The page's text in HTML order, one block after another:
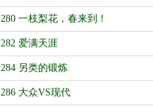
280 一枝梨花，春来到！
282 爱满天涯
284 另类的锻炼
286 大众VS现代